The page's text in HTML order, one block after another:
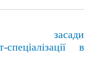
засади
в